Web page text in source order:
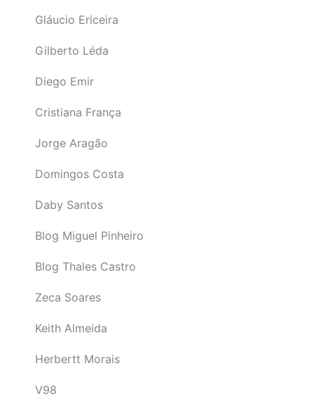
Gláucio Ericeira
Gilberto Léda
Diego Emir
Cristiana França
Jorge Aragão
Domingos Costa
Daby Santos
Blog Miguel Pinheiro
Blog Thales Castro
Zeca Soares
Keith Almeida
Herbertt Morais
V98